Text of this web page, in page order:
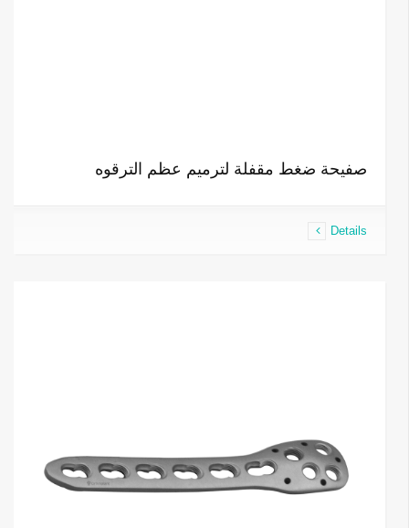
صفيحة ضغط مقفلة لترميم عظم الترقوه
Details